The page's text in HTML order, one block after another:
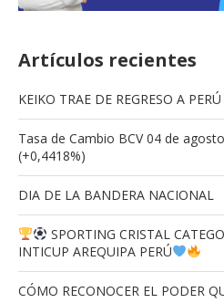
Artículos recientes
KEIKO TRAE DE REGRESO A
Tasa de Cambio BCV 04 de
(+0,4418%)
DIA DE LA BANDERA NACIONAL
SPORTING CRISTAL
INTICUP AREQUIPA PERÚ
CÓMO RECONOCER EL PODER